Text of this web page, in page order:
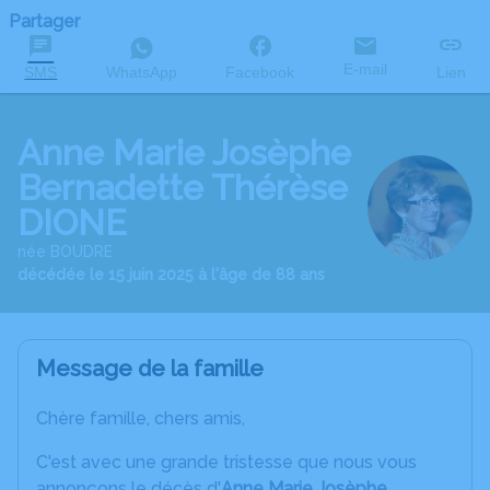
Partager
SMS WhatsApp Facebook E-mail Lien
Anne Marie Josèphe
Bernadette Thérèse
DIONE
née BOUDRE
décédée le 15 juin 2025 à l'âge de 88 ans
Message de la famille
Chère famille, chers amis,
C'est avec une grande tristesse que nous vous